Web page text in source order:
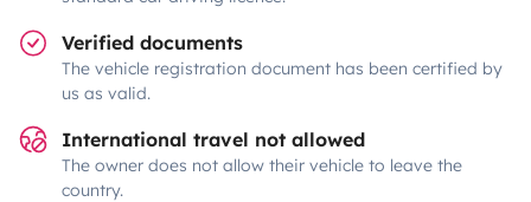
Verified documents
The vehicle registration document has been certified by
us as valid.
International travel not allowed
The owner does not allow their vehicle to leave the
country.